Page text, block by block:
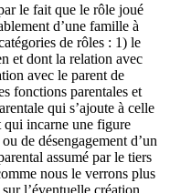
le fait que le rôle joué
d’une famille à
de rôles : 1) le
et dont la relation avec
avec le parent de
fonctions parentales et
qui s’ajoute à celle
qui incarne une figure
de désengagement d’un
assumé par le tiers
nous le verrons plus
l’éventuelle création